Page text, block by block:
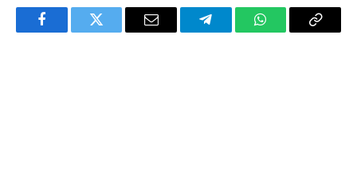
FacebookTwitter Email TelegramWhatsAppCopy